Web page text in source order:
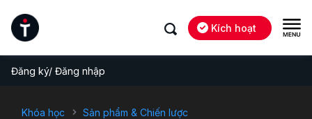
Kích hoạt
Đăng ký/ Đăng nhập
Khóa học
Sản phẩm & Chiến lược